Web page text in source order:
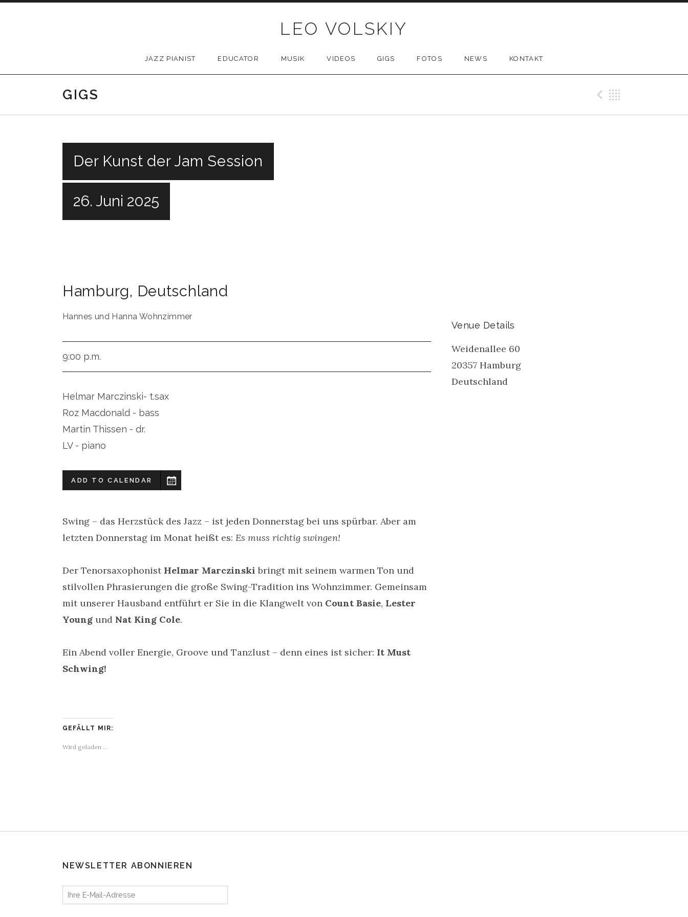
LEO VOLSKIY
JAZZ PIANIST EDUCATOR MUSIK VIDEOS GIGS FOTOS NEWS KONTAKT
GIGS Previous
Der Kunst der Jam Session
26. Juni 2025
Hamburg, Deutschland
Hannes und Hanna Wohnzimmer
9:00 p.m.
Helmar Marczinski- t.sax
Roz Macdonald - bass
Martin Thissen - dr.
LV - piano
ADD TO CALENDAR
Swing – das Herzstück des Jazz – ist jeden Donnerstag bei uns spürbar. Aber am
letzten Donnerstag im Monat heißt es: Es muss richtig swingen!
Der Tenorsaxophonist Helmar Marczinski bringt mit seinem warmen Ton und
stilvollen Phrasierungen die große Swing-Tradition ins Wohnzimmer. Gemeinsam
mit unserer Hausband entführt er Sie in die Klangwelt von Count Basie, Lester
Young und Nat King Cole.
Ein Abend voller Energie, Groove und Tanzlust – denn eines ist sicher: It Must
Schwing!
GEFÄLLT MIR:
Wird geladen …
Venue Details
Weidenallee 60
20357 Hamburg
Deutschland
NEWSLETTER ABONNIEREN
Ihre E-Mail-Adresse